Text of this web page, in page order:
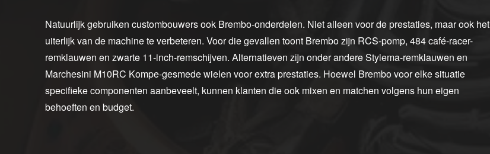
Natuurlijk gebruiken custombouwers ook Brembo-onderdelen. Niet alleen voor de prestaties, maar ook het
uiterlijk van de machine te verbeteren. Voor die gevallen toont Brembo zijn RCS-pomp, 484 café-racer-
remklauwen en zwarte 11-inch-remschijven. Alternatieven zijn onder andere Stylema-remklauwen en
Marchesini M10RC Kompe-gesmede wielen voor extra prestaties. Hoewel Brembo voor elke situatie
specifieke componenten aanbeveelt, kunnen klanten die ook mixen en matchen volgens hun eigen
behoeften en budget.